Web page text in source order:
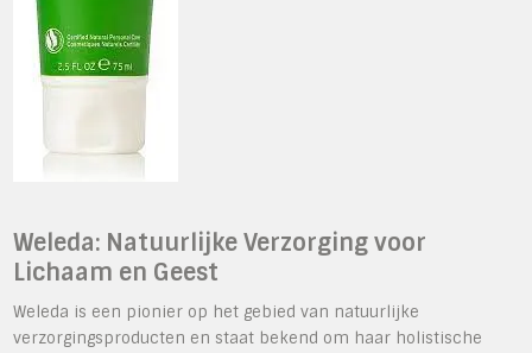
Weleda: Natuurlijke Verzorging voor
Lichaam en Geest
Weleda is een pionier op het gebied van natuurlijke
verzorgingsproducten en staat bekend om haar holistische